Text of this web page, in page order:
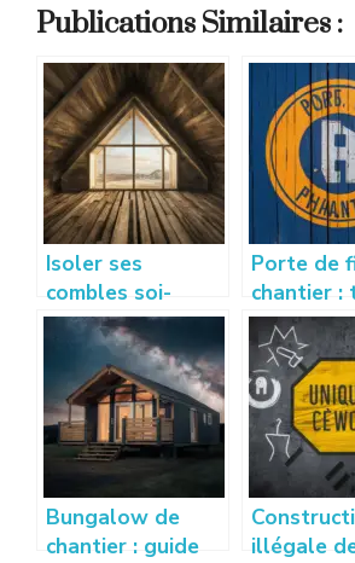
Publications Similaires :
Isoler ses
combles soi-
même : laine de
verre ou laine de
roche ?
Porte de
chantier :
savoir sur
utilité,
Bungalow de
chantier : guide
illégale